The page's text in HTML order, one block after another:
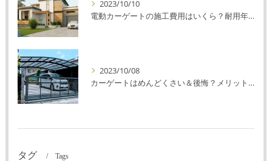
2023/10/10
電動カーゲートの施工費用はいくら？耐用年数や注意点を解説！
2023/10/08
カーゲートはめんどくさい＆後悔？メリット・デメリットを解説！
タグ Tags